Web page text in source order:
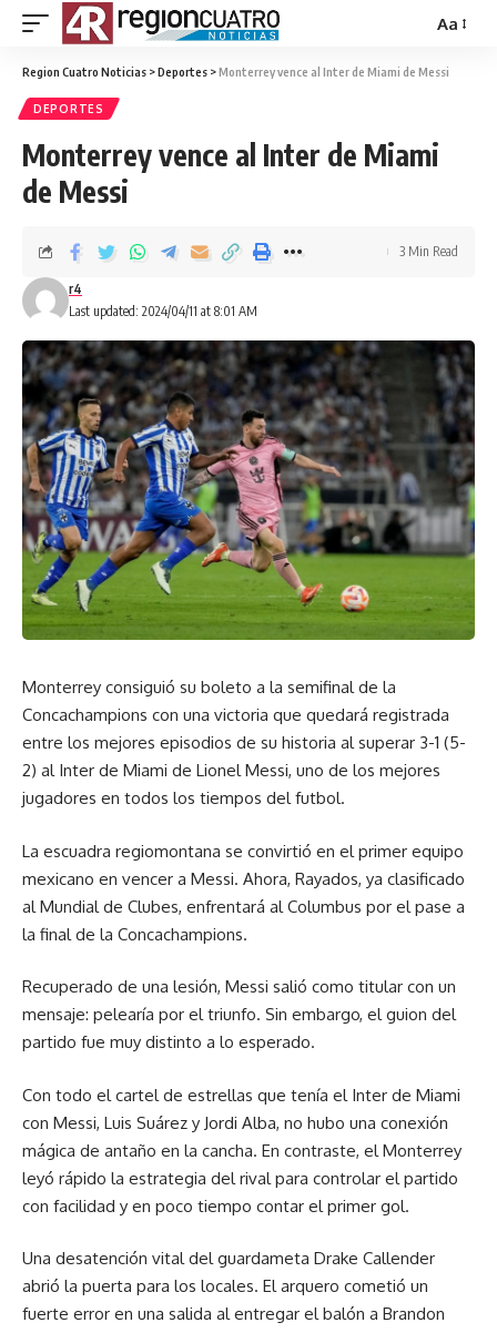
Aa
Region Cuatro Noticias >Deportes >Monterrey vence al Inter de Miami de Messi
DEPORTES
Monterrey vence al Inter de Miami
de Messi
Last updated: 2024/04/11 at 8:01 AM
r4
3 Min Read
Monterrey consiguió su boleto a la semifinal de la
Concachampions con una victoria que quedará registrada
entre los mejores episodios de su historia al superar 3-1 (5-
2) al Inter de Miami de Lionel Messi, uno de los mejores
jugadores en todos los tiempos del futbol.
La escuadra regiomontana se convirtió en el primer equipo
mexicano en vencer a Messi. Ahora, Rayados, ya clasificado
al Mundial de Clubes, enfrentará al Columbus por el pase a
la final de la Concachampions.
Recuperado de una lesión, Messi salió como titular con un
mensaje: pelearía por el triunfo. Sin embargo, el guion del
partido fue muy distinto a lo esperado.
Con todo el cartel de estrellas que tenía el Inter de Miami
con Messi, Luis Suárez y Jordi Alba, no hubo una conexión
mágica de antaño en la cancha. En contraste, el Monterrey
leyó rápido la estrategia del rival para controlar el partido
con facilidad y en poco tiempo contar el primer gol.
Una desatención vital del guardameta Drake Callender
abrió la puerta para los locales. El arquero cometió un
fuerte error en una salida al entregar el balón a Brandon